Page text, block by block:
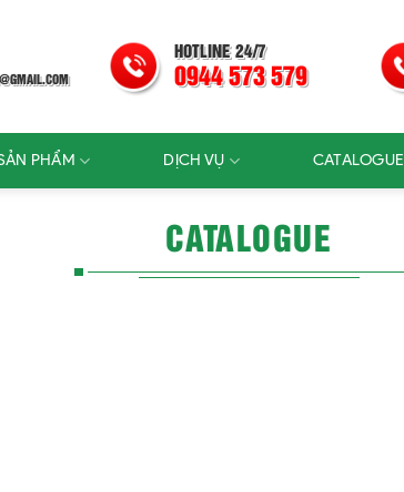
HOTLINE 24/7
0944 573 579
PHẨM DỊCH VỤ CATALOGUE
CATALOGUE